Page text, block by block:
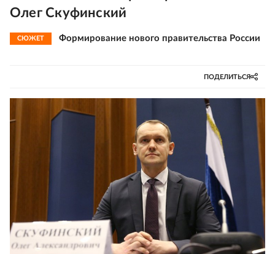
Олег Скуфинский
СЮЖЕТ Формирование нового правительства России
ПОДЕЛИТЬСЯ